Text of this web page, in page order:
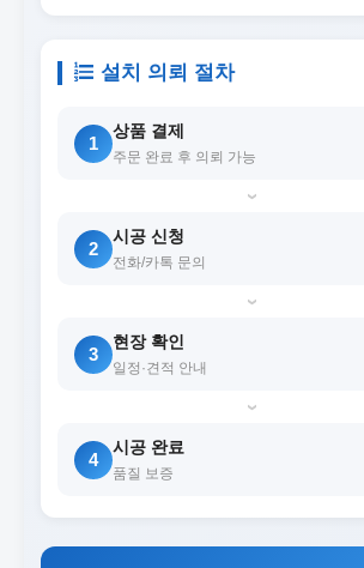
설치 의뢰 절차
1
상품 결제
주문 완료 후 의뢰 가능
›
2
시공 신청
전화/카톡 문의
›
3
현장 확인
일정·견적 안내
›
4
시공 완료
품질 보증